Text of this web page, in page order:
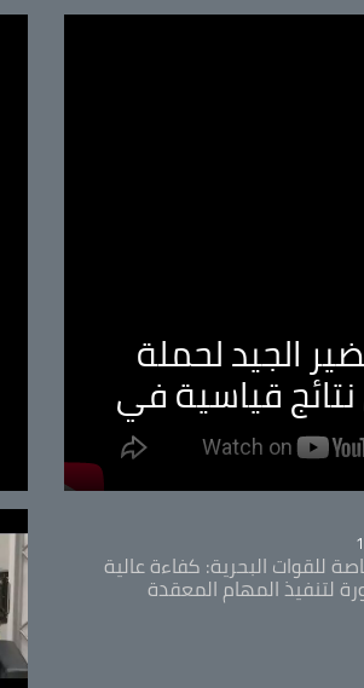
الجيد لحملة
قياسية في
للقوات البحرية: كفاءة عالية
لتنفيذ المهام المعقدة